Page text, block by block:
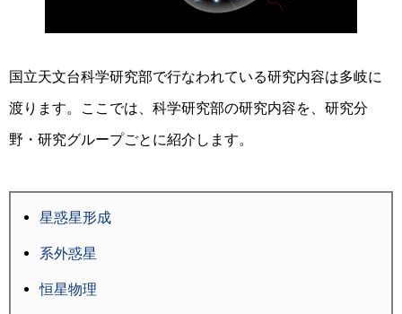
国立天文台科学研究部で行なわれている研究内容は多岐に
渡ります。ここでは、科学研究部の研究内容を、研究分
野・研究グループごとに紹介します。
星惑星形成
系外惑星
恒星物理